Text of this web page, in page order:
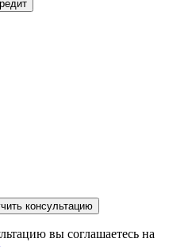
консультацию
вы соглашаетесь на